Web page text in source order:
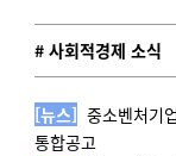
# 사회적경제 소식
[뉴스] 중소벤처기
통합공고